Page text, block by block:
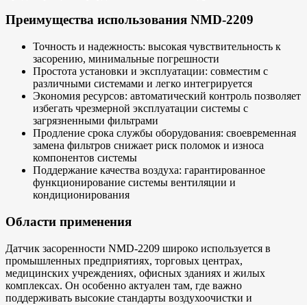
Преимущества использования NMD-2209
Точность и надежность: высокая чувствительность к
засорению, минимальные погрешности
Простота установки и эксплуатации: совместим с
различными системами и легко интегрируется
Экономия ресурсов: автоматический контроль позволяет
избегать чрезмерной эксплуатации системы с
загрязненными фильтрами
Продление срока службы оборудования: своевременная
замена фильтров снижает риск поломок и износа
компонентов системы
Поддержание качества воздуха: гарантированное
функционирование системы вентиляции и
кондиционирования
Области применения
Датчик засоренности NMD-2209 широко используется в
промышленных предприятиях, торговых центрах,
медицинских учреждениях, офисных зданиях и жилых
комплексах. Он особенно актуален там, где важно
поддерживать высокие стандарты воздухоочистки и